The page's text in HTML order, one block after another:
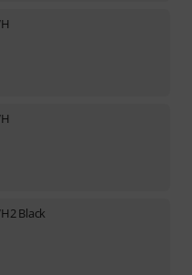
Black